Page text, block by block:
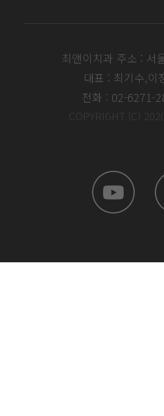
최앤이치과 주소 : 서
대표 : 최기수,이
전화 : 02-6271-
COPYRIGHT (C)